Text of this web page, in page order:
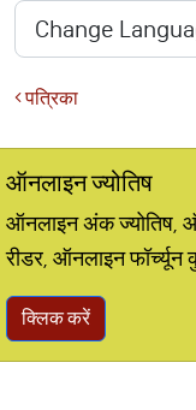
पत्रिका
ऑनलाइन ज्योतिष
ऑनलाइन अंक ज्योतिष,
रीडर, ऑनलाइन
क्लिक करें